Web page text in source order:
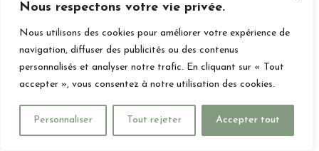
Nous respectons votre vie privée.
Nous utilisons des cookies pour améliorer votre expérience de
navigation, diffuser des publicités ou des contenus
personnalisés et analyser notre trafic. En cliquant sur « Tout
accepter », vous consentez à notre utilisation des cookies.
Personnaliser Tout rejeter Accepter tout
fait, aucun délai de rétractation ne sera autorisé
concernant les produits retouchés. »
Article 12 – Garanties
Le Vendeur est soumis aux conditions des garanties
Code de la consommation et aux articles 1641 et 1648 du
Code civil :